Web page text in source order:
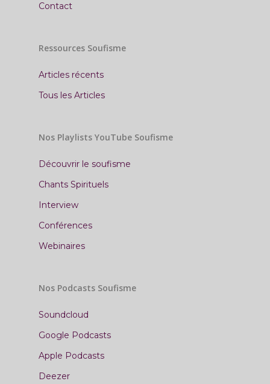
Contact
Ressources Soufisme
Articles récents
Tous les Articles
Nos Playlists YouTube Soufisme
Découvrir le soufisme
Chants Spirituels
Interview
Conférences
Webinaires
Nos Podcasts Soufisme
Soundcloud
Google Podcasts
Apple Podcasts
Deezer